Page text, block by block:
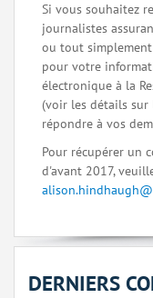
Si vous souhaitez
journalistes
ou tout
pour votre
électronique à la
(voir les détails sur
répondre à vos
Pour récupérer un
d'avant 2017,
DERNIERS